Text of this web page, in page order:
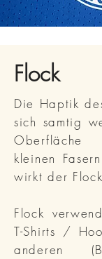
Flock
Die Haptik
sich samtig
Oberfläche
kleinen
wirkt der
Flock
T-Shirts /
anderen